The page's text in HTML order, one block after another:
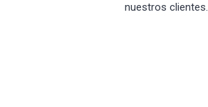
nuestros clientes.